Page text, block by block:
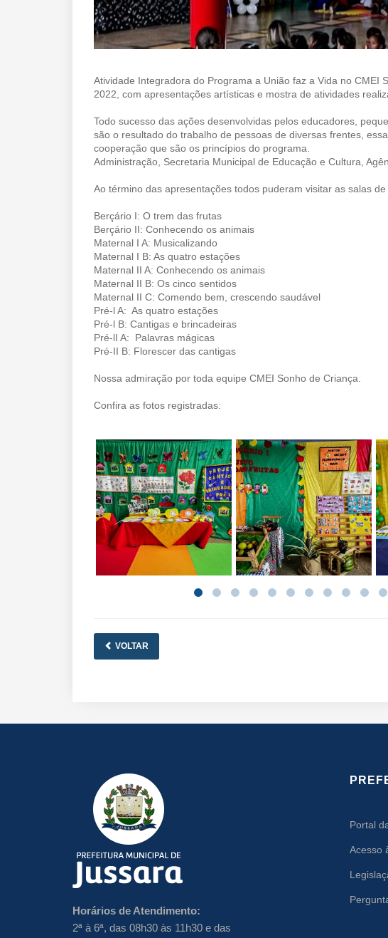
Atividade Integradora do Programa a União faz a Vida no CMEI
2022, com apresentações artísticas e mostra de atividades
Todo sucesso das ações desenvolvidas pelos educadores,
são o resultado do trabalho de pessoas de diversas frentes,
cooperação que são os princípios do programa.
Administração, Secretaria Municipal de Educação e Cultura,
Ao término das apresentações todos puderam visitar as salas
Berçário I: O trem das frutas
Berçário II: Conhecendo os animais
Maternal I A: Musicalizando
Maternal I B: As quatro estações
Maternal II A: Conhecendo os animais
Maternal II B: Os cinco sentidos
Maternal II C: Comendo bem, crescendo saudável
Pré-l A: As quatro estações
Pré-l B: Cantigas e brincadeiras
Pré-lI A: Palavras mágicas
Pré-II B: Florescer das cantigas
Nossa admiração por toda equipe CMEI Sonho de Criança.
Confira as fotos registradas:
VOLTAR
Horários de Atendimento:
2ª à 6ª, das 08h30 às 11h30 e das
Portal
Acesso